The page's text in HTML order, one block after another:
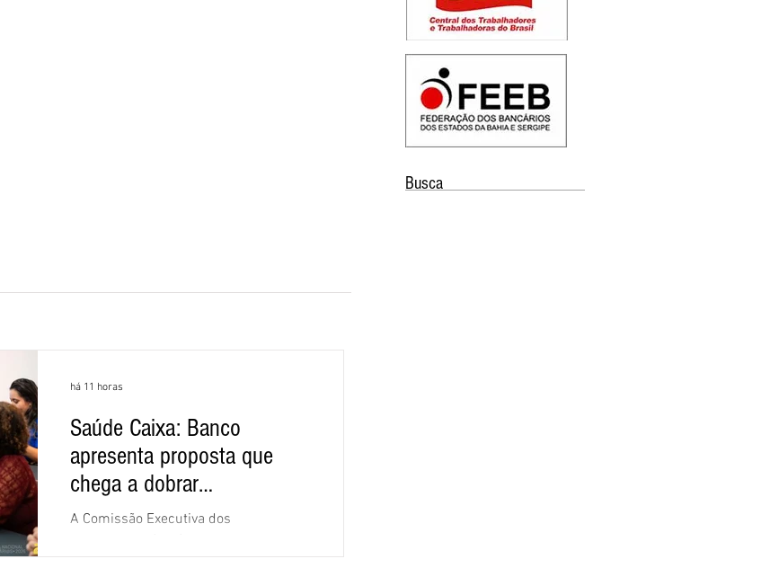
Busca
Saúde Caixa: Banco
apresenta proposta que
chega a dobrar
mensalidade
A Comissão Executiva dos
recusou a proposta apresentada pelo
há 11 horas